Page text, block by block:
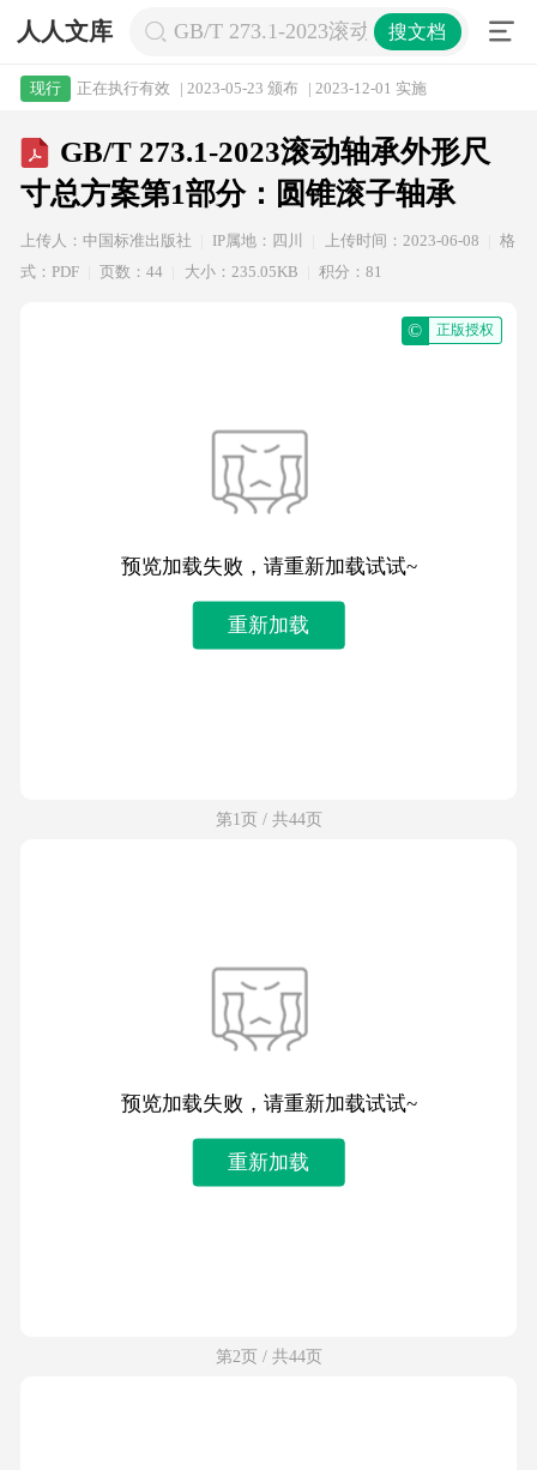
人人文库 GB/T 273.1-2023滚动轴承外形尺寸
搜文档
现行 正在执行有效 | 2023-05-23 颁布 | 2023-12-01 实施
GB/T 273.1-2023滚动轴承外形尺
寸总方案第1部分：圆锥滚子轴承
上传人：中国标准出版社 IP属地：四川 上传时间：2023-06-08
格
式：PDF
页数：44 大小：235.05KB 积分：81
© 正版授权
预览加载失败，请重新加载试试~
重新加载
第1页 / 共44页
预览加载失败，请重新加载试试~
重新加载
第2页 / 共44页